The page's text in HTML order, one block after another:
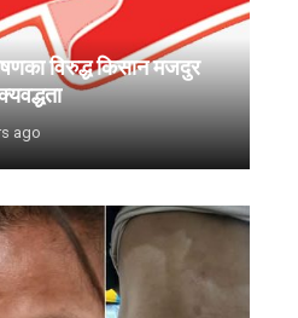
विरुद्ध किसान मजदुर
ago